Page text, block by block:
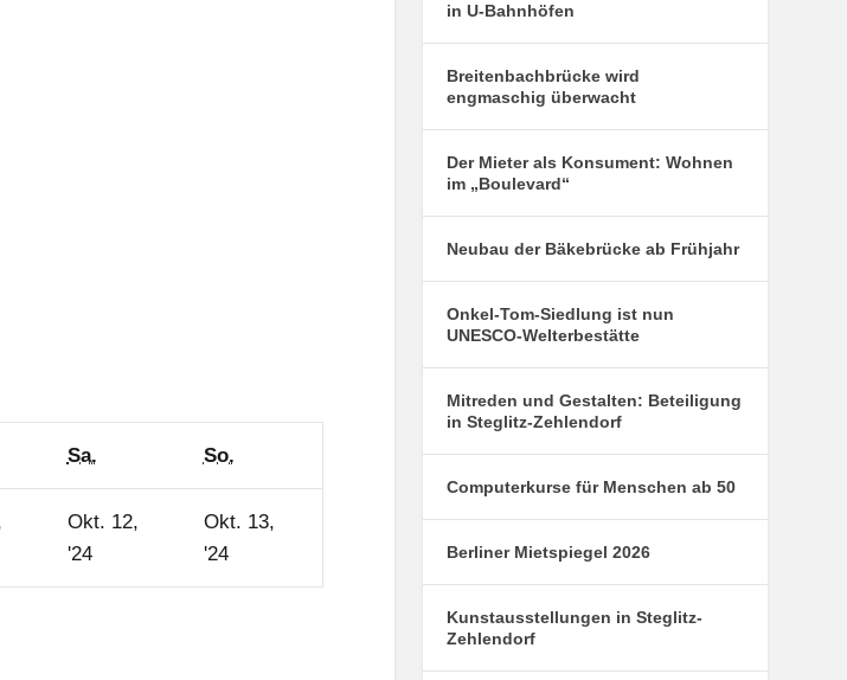
Sa. So.
Okt. 12,
'2412.
Oktober
Okt. 13,
'2413.
Oktober
in U-Bahnhöfen
Breitenbachbrücke wird
engmaschig überwacht
Der Mieter als Konsument: Wohnen
im „Boulevard“
Neubau der Bäkebrücke ab Frühjahr
Onkel-Tom-Siedlung ist nun
UNESCO-Welterbestätte
Mitreden und Gestalten: Beteiligung
in Steglitz-Zehlendorf
Computerkurse für Menschen ab 50
Berliner Mietspiegel 2026
Kunstausstellungen in Steglitz-
Zehlendorf